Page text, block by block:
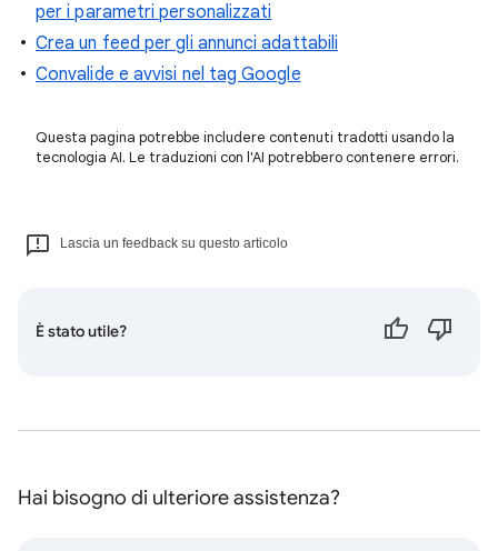
per i parametri personalizzati
Crea un feed per gli annunci adattabili
Convalide e avvisi nel tag Google
Questa pagina potrebbe includere contenuti tradotti usando la
tecnologia AI. Le traduzioni con l'AI potrebbero contenere errori.
Lascia un feedback su questo articolo
È stato utile?
Hai bisogno di ulteriore assistenza?